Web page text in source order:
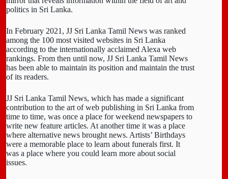
politics in Sri Lanka.
In February 2021, JJ Sri Lanka Tamil News was ranked
among the 100 most visited websites in Sri Lanka
according to the internationally acclaimed Alexa web
rankings. From then until now, JJ Sri Lanka Tamil News
has been able to maintain its position and maintain the trust
of its readers.
JJ Sri Lanka Tamil News, which has made a significant
contribution to the art of web publishing in Sri Lanka from
time to time, was once a place for weekend newspapers to
write new feature articles. At another time it was a place
where alternative news brought news. Artists’ Birthdays
were a memorable place to learn about funerals first. It
was a place where you could learn more about social
issues.